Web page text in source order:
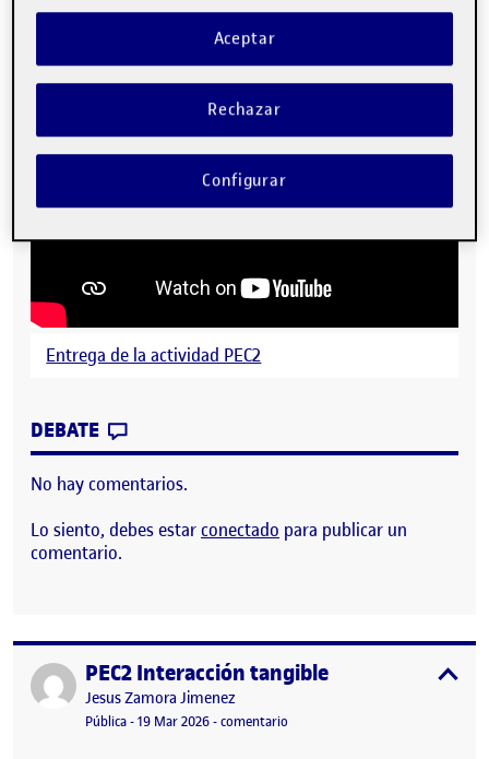
Entrega de la actividad PEC2
DEBATE
No hay comentarios.
Lo siento, debes estarconectado para publicar un
comentario.
Publicado porPEC2 Interacción tangible
Publicado por
Jesus Zamora Jimenez
Visibilidad:
Pública-Fecha de publicación
19 Mar 2026-comentario
Rechazar
Aceptar
Configurar